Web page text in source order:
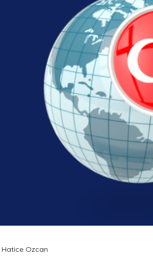
Hatice Ozcan